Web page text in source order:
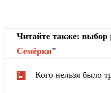
Читайте также: выбор
Cемёрки"
Кого нельзя было